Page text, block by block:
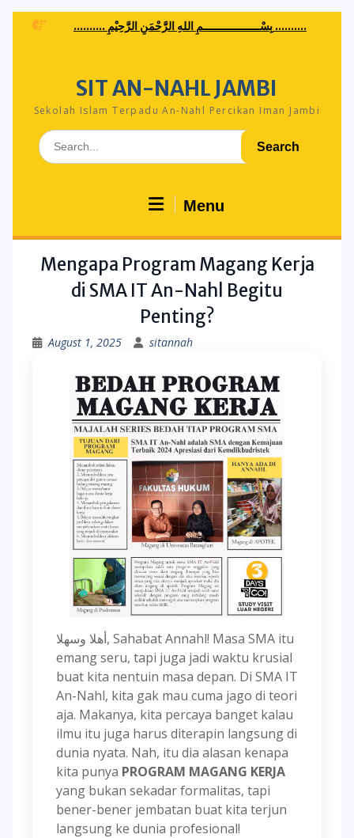
Skip
.......... بِسْــــــــــــــــــمِ اللهِ الرَّحْمَنِ الرَّحِيْمِ ..........
SIT AN-NAHL JAMBI
Sekolah Islam Terpadu An-Nahl Percikan Iman Jambi
Search
for:
Menu
Mengapa Program Magang Kerja
di SMA IT An-Nahl Begitu
Penting?
August 1, 2025 sitannah
أهلا وسهلا, Sahabat Annahl! Masa SMA itu
emang seru, tapi juga jadi waktu krusial
buat kita nentuin masa depan. Di SMA IT
An-Nahl, kita gak mau cuma jago di teori
aja. Makanya, kita percaya banget kalau
ilmu itu juga harus diterapin langsung di
dunia nyata. Nah, itu dia alasan kenapa
kita punya PROGRAM MAGANG KERJA
yang bukan sekadar formalitas, tapi
bener-bener jembatan buat kita terjun
langsung ke dunia profesional!